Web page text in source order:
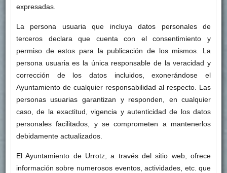
expresadas.
La persona usuaria que incluya datos personales de
terceros declara que cuenta con el consentimiento y
permiso de estos para la publicación de los mismos. La
persona usuaria es la única responsable de la veracidad y
corrección de los datos incluidos, exonerándose el
Ayuntamiento de cualquier responsabilidad al respecto. Las
personas usuarias garantizan y responden, en cualquier
caso, de la exactitud, vigencia y autenticidad de los datos
personales facilitados, y se comprometen a mantenerlos
debidamente actualizados.
El Ayuntamiento de Urrotz, a través del sitio web, ofrece
información sobre numerosos eventos, actividades, etc. que